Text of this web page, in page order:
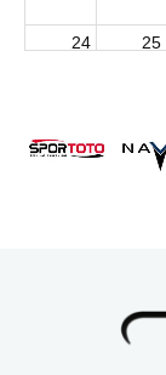
24 25